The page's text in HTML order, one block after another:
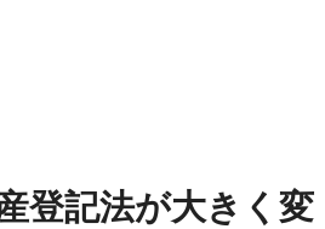
登記法が大きく変